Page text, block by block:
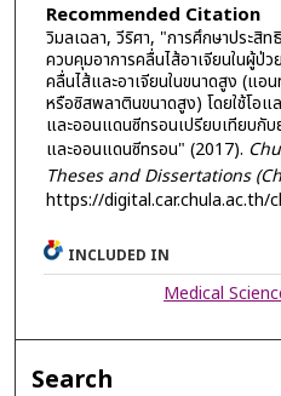
Recommended Citation
วิมลเฉลา, วีริศา, "การศึกษาประสิ
ควบคุมอาการคลื่นไส้อาเจียนในผู้ป่
คลื่นไส้และอาเจียนในขนาดสูง (แอ
หรือซิสพลาตินขนาดสูง) โดยใช้โอแ
และออนแดนซีทรอนเปรียบเทียบกับ
และออนแดนซีทรอน" (2017).
Theses and Dissertations
https://digital.car.chula.ac.th/
INCLUDED IN
Medical
Search